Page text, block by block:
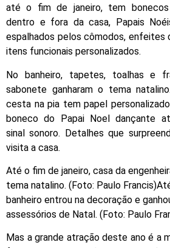
até o fim de janeiro, tem bonecos
dentro e fora da casa, Papais
espalhados pelos cômodos, enfeites
itens funcionais personalizados.
No banheiro, tapetes, toalhas e
sabonete ganharam o tema
cesta na pia tem papel
boneco do Papai Noel dançante
sinal sonoro. Detalhes que
visita a casa.
Até o fim de janeiro, casa da
tema natalino. (Foto: Paulo
banheiro entrou na decoração e
assessórios de Natal. (Foto: Paulo
Mas a grande atração deste ano é a